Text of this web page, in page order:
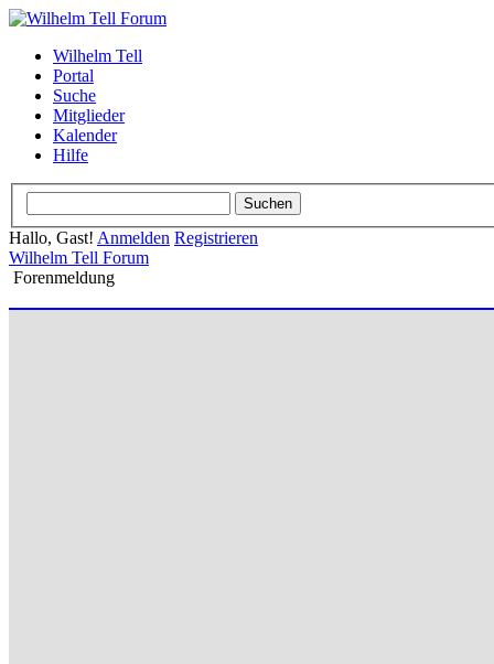
Wilhelm Tell
Portal
Suche
Mitglieder
Kalender
Hilfe
Hallo, Gast! Anmelden Registrieren
Wilhelm Tell Forum
Forenmeldung